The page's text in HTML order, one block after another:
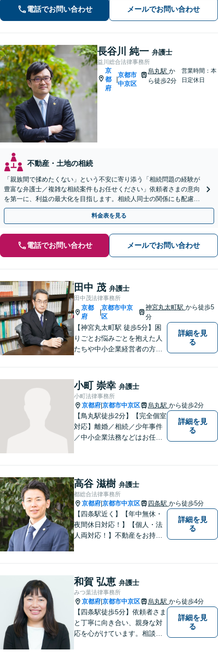
電話でお問い合わせ メールでお問い合わせ
長谷川 純一 弁護士
益川総合法律事務所
京
都
府
京都市
中京区
烏丸駅 か
ら徒歩2分
営業時間：本
日定休日
不動産・土地の相続
「親族間で揉めたくない」という不安に寄り添う「相続問題の経験が
豊富な弁護士／複雑な相続案件もお任せください」依頼者さまの意向
を第一に、利益の最大化を目指します。相続人同士の関係にも配慮
し、きめ細やかに対応
料金表を見る
電話でお問い合わせ メールでお問い合わせ
田中 茂 弁護士
田中茂法律事務所
京都
府
|
京都市中京
区
神宮丸太町駅から徒歩5
分
【神宮丸太町駅 徒歩5分】困
りごとお悩みごとを抱えた人
たちや中小企業経営者の方々
寧をモットーとして全力でそ
の解決にあたります。どんな
に困難でも、常に明るく、前
向きな気持ちをもって、ご依
頼者様とともにより良い解決
を目指します。
詳細を見
る
小町 崇幸 弁護士
小町法律事務所
京都府 京都市中京区 烏丸駅 から徒歩2分
【鳥丸駅徒歩2分】【完全個室
対応】離婚／相続／少年事件
／中小企業法務などはお任せ
はお気軽にご相談ください！
【近隣駐車場あり】
詳細を見
る
高谷 滋樹 弁護士
都総合法律事務所
京都府 京都市中京区 四条駅 から徒歩5分
【四条駅近く】【年中無休・
夜間休日対応！】【個人・法
人両対応！】不動産をお持ち
【24時間予約受付】【出張相
談可能】【弁護士保険（特
約）全社対応いたします】
詳細を見
る
和賀 弘恵 弁護士
みつ葉法律事務所
京都府 京都市中京区 烏丸駅 から徒歩4分
【四条駅徒歩5分】依頼者さま
と丁寧に向き合い、親身な対
応を心がけています。相談料
詳細を見
る